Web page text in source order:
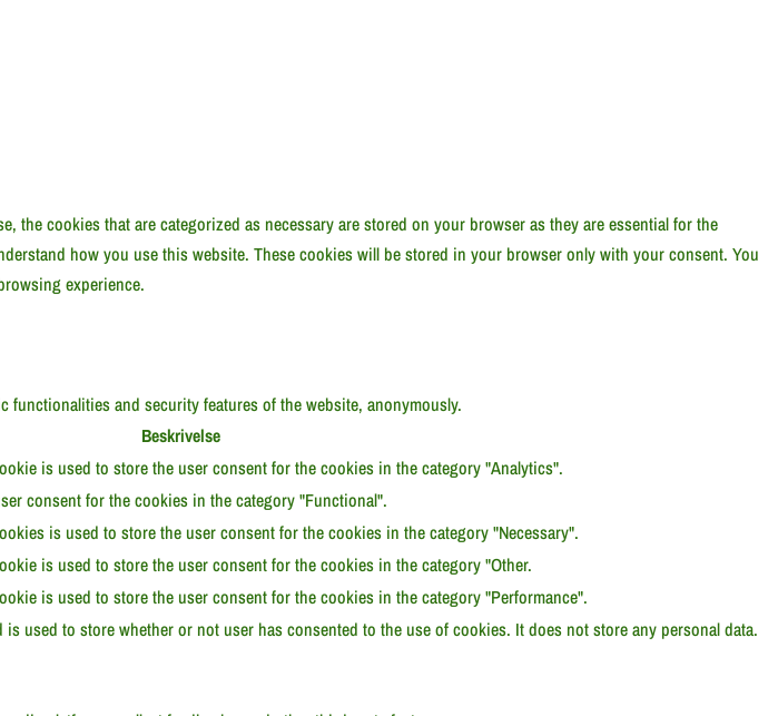
cookies that are categorized as necessary are stored on your browser as they are essential for the
how you use this website. These cookies will be stored in your browser only with your consent. You
experience.
functionalities and security features of the website, anonymously.
Beskrivelse
is used to store the user consent for the cookies in the category "Analytics".
consent for the cookies in the category "Functional".
is used to store the user consent for the cookies in the category "Necessary".
is used to store the user consent for the cookies in the category "Other.
is used to store the user consent for the cookies in the category "Performance".
used to store whether or not user has consented to the use of cookies. It does not store any personal data.